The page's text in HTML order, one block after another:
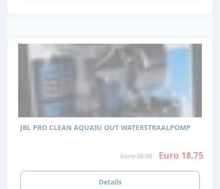
JBL PRO CLEAN AQUAIU OUT WATERSTRAALPOMP
Euro 20.98 Euro 18.75
Details